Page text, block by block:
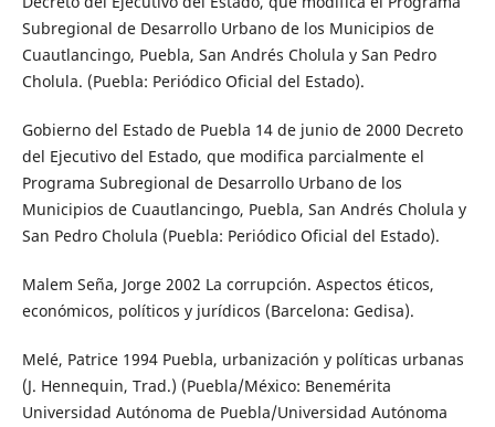
Subregional de Desarrollo Urbano de los Municipios de
Cuautlancingo, Puebla, San Andrés Cholula y San Pedro
Cholula. (Puebla: Periódico Oficial del Estado).
Gobierno del Estado de Puebla 14 de junio de 2000 Decreto
del Ejecutivo del Estado, que modifica parcialmente el
Programa Subregional de Desarrollo Urbano de los
Municipios de Cuautlancingo, Puebla, San Andrés Cholula y
San Pedro Cholula (Puebla: Periódico Oficial del Estado).
Malem Seña, Jorge 2002 La corrupción. Aspectos éticos,
económicos, políticos y jurídicos (Barcelona: Gedisa).
Melé, Patrice 1994 Puebla, urbanización y políticas urbanas
(J. Hennequin, Trad.) (Puebla/México: Benemérita
Universidad Autónoma de Puebla/Universidad Autónoma